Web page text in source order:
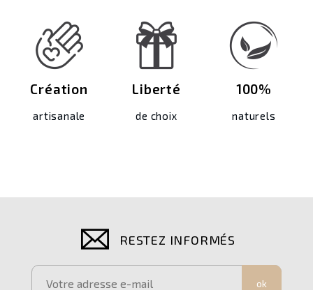
Création
artisanale
Liberté
de choix
100%
naturels
RESTEZ INFORMÉS
ok